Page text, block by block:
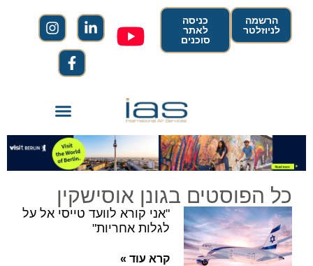
הרשמה
לניוזלטר
כניסה
לאתר
סוכנים
כל הפוסטים בגונן אוסישקין
"אני קורא לוועד טייסי אל על
לגלות אחריות"
קרא עוד »